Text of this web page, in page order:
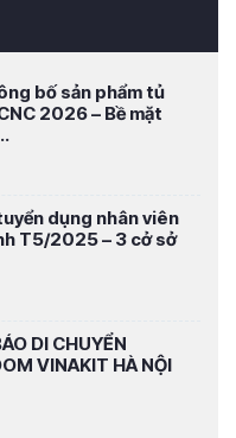
bố sản phẩm tủ
2026 – Bề mặt
dụng nhân viên
T5/2025 – 3 cở sở
DI CHUYỂN
VINAKIT HÀ NỘI